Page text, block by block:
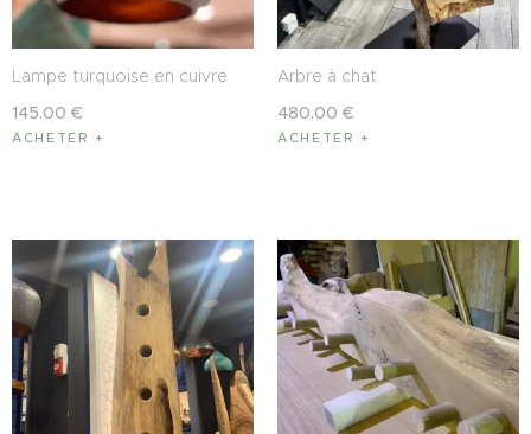
Lampe turquoise en cuivre
145.00 €
ACHETER
Arbre à chat
480.00 €
ACHETER